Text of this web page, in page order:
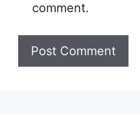
comment.